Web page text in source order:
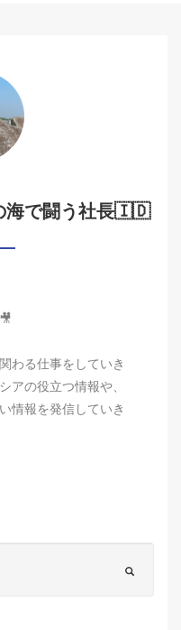
海で闘う社長🇮🇩
わる仕事をしていき
アの役立つ情報や、
情報を発信していき